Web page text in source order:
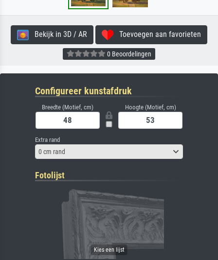
Bekijk in 3D / AR Toevoegen aan favorieten
0 Beoordelingen
Configureer kunstafdruk
Breedte (Motief, cm) Hoogte (Motief, cm)
Extra rand
0 cm rand
Fotolijst